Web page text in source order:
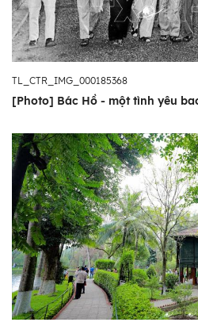
TL_CTR_IMG_000185368
[Photo] Bác Hồ - một tình yêu